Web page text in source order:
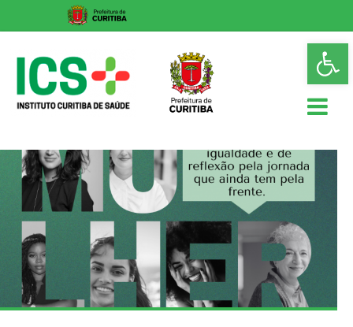
content
ICS
Instituto
Curitiba
de